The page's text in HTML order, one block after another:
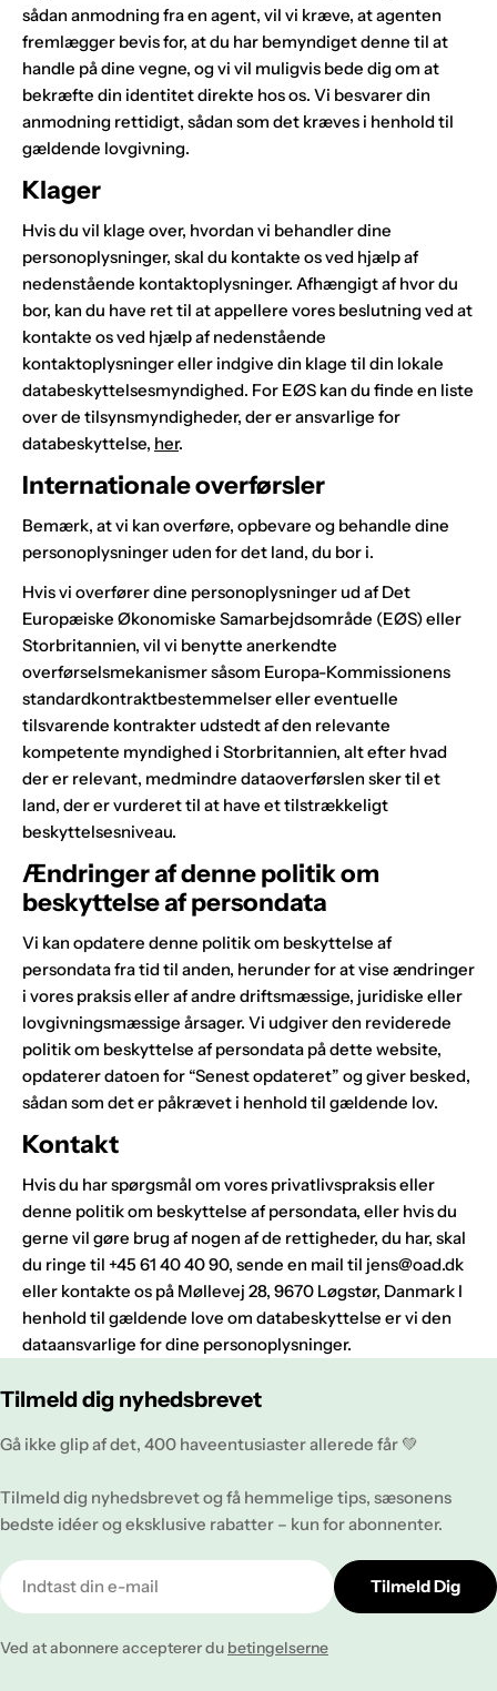
sådan anmodning fra en agent, vil vi kræve, at agenten
fremlægger bevis for, at du har bemyndiget denne til at
handle på dine vegne, og vi vil muligvis bede dig om at
bekræfte din identitet direkte hos os. Vi besvarer din
anmodning rettidigt, sådan som det kræves i henhold til
gældende lovgivning.
Klager
Hvis du vil klage over, hvordan vi behandler dine
personoplysninger, skal du kontakte os ved hjælp af
nedenstående kontaktoplysninger. Afhængigt af hvor du
bor, kan du have ret til at appellere vores beslutning ved at
kontakte os ved hjælp af nedenstående
kontaktoplysninger eller indgive din klage til din lokale
databeskyttelsesmyndighed. For EØS kan du finde en liste
over de tilsynsmyndigheder, der er ansvarlige for
databeskyttelse, her.
Internationale overførsler
Bemærk, at vi kan overføre, opbevare og behandle dine
personoplysninger uden for det land, du bor i.
Hvis vi overfører dine personoplysninger ud af Det
Europæiske Økonomiske Samarbejdsområde (EØS) eller
Storbritannien, vil vi benytte anerkendte
overførselsmekanismer såsom Europa-Kommissionens
standardkontraktbestemmelser eller eventuelle
tilsvarende kontrakter udstedt af den relevante
kompetente myndighed i Storbritannien, alt efter hvad
der er relevant, medmindre dataoverførslen sker til et
land, der er vurderet til at have et tilstrækkeligt
beskyttelsesniveau.
Ændringer af denne politik om
beskyttelse af persondata
Vi kan opdatere denne politik om beskyttelse af
persondata fra tid til anden, herunder for at vise ændringer
i vores praksis eller af andre driftsmæssige, juridiske eller
lovgivningsmæssige årsager. Vi udgiver den reviderede
politik om beskyttelse af persondata på dette website,
opdaterer datoen for “Senest opdateret” og giver besked,
sådan som det er påkrævet i henhold til gældende lov.
Kontakt
Hvis du har spørgsmål om vores privatlivspraksis eller
denne politik om beskyttelse af persondata, eller hvis du
gerne vil gøre brug af nogen af de rettigheder, du har, skal
du ringe til +45 61 40 40 90, sende en mail til jens@oad.dk
eller kontakte os på Møllevej 28, 9670 Løgstør, Danmark I
henhold til gældende love om databeskyttelse er vi den
dataansvarlige for dine personoplysninger.
Tilmeld dig nyhedsbrevet
Gå ikke glip af det, 400 haveentusiaster allerede får 💚
Tilmeld dig nyhedsbrevet og få hemmelige tips, sæsonens
bedste idéer og eksklusive rabatter – kun for abonnenter.
E-
mail
Tilmeld Dig
Ved at abonnere accepterer du betingelserne